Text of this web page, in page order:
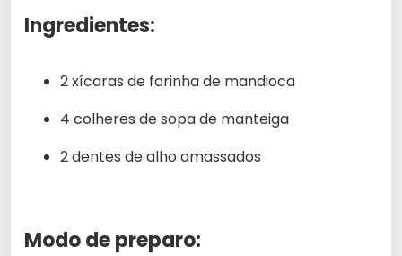
Ingredientes:
2 xícaras de farinha de mandioca
4 colheres de sopa de manteiga
2 dentes de alho amassados
Modo de preparo: